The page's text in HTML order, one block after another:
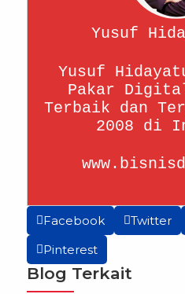
Yusuf
Yusuf
Pakar
Terbaik dan
2008 di
Facebook Twitter
Pinterest
Blog Terkait